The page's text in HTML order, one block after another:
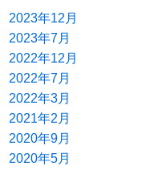
2023年12月
2023年7月
2022年12月
2022年7月
2022年3月
2021年2月
2020年9月
2020年5月